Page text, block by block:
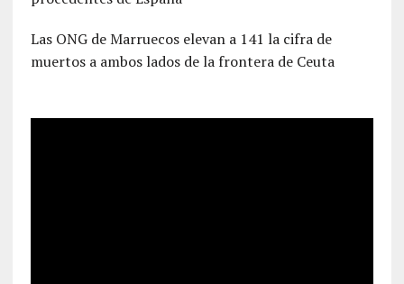
Las ONG de Marruecos elevan a 141 la cifra de
muertos a ambos lados de la frontera de Ceuta